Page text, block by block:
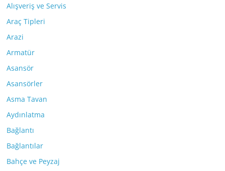
Alışveriş ve Servis
Araç Tipleri
Arazi
Armatür
Asansör
Asansörler
Asma Tavan
Aydınlatma
Bağlantı
Bağlantılar
Bahçe ve Peyzaj